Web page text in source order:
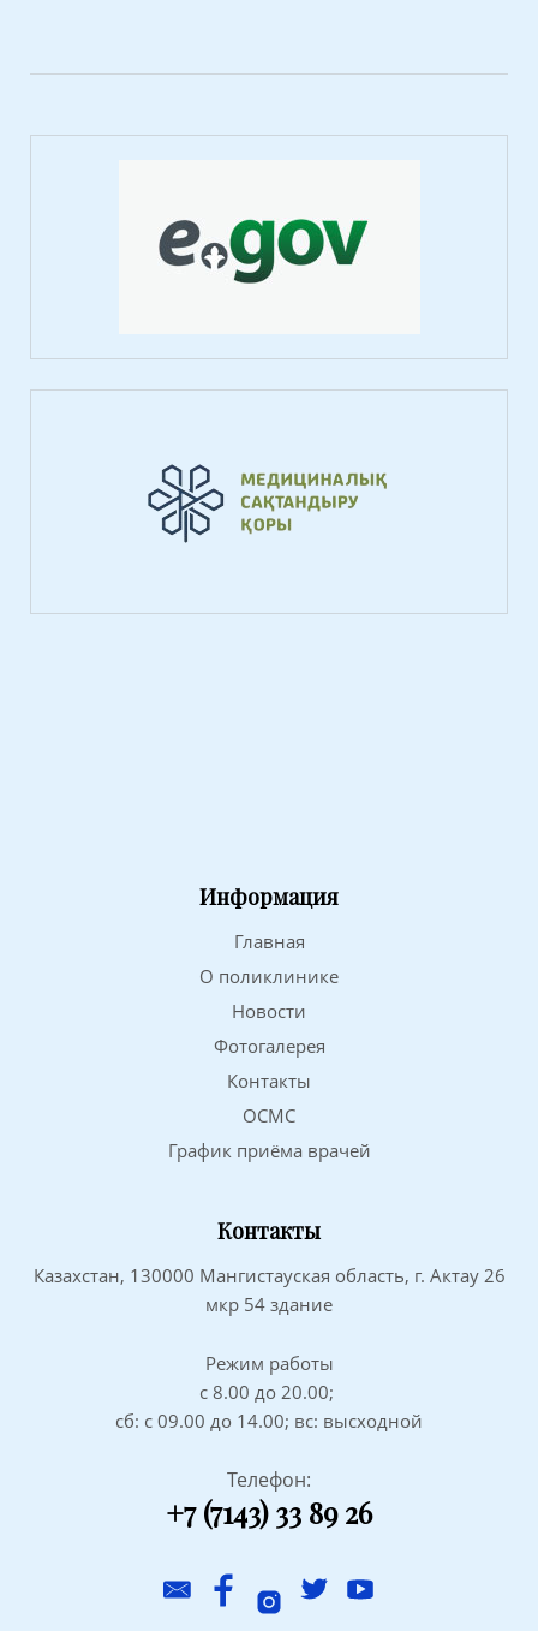
Информация
Главная
О поликлинике
Новости
Фотогалерея
Контакты
ОСМС
График приёма врачей
Контакты
Казахстан, 130000 Мангистауская область, г. Актау 26
мкр 54 здание
Режим работы
с 8.00 до 20.00;
сб: с 09.00 до 14.00; вс: высходной
Телефон:
+7 (7143) 33 89 26